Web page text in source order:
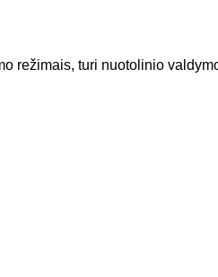
režimais, turi nuotolinio